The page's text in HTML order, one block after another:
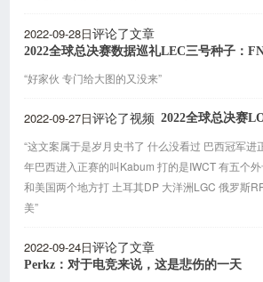
2022-09-28日评论了文章
2022全球总决赛数据巡礼LEC三号种子：
“好家伙 专门给大图的又没来”
2022-09-27日评论了视频 2022全球总决赛
“这文案属于是岁月史书了 什么没看过 巴西冠军
年巴西进入正赛的叫Kabum 打的是IWCT 有五个
和美国两个地方打 土耳其DP 大洋洲LGC 俄罗斯
美”
2022-09-24日评论了文章
Perkz：对于电竞来说，这是悲伤的一天